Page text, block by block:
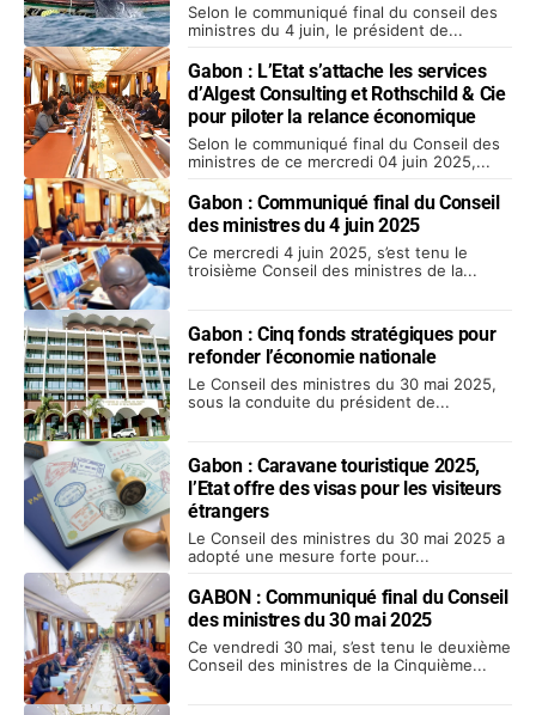
Selon le communiqué final du conseil des
ministres du 4 juin, le président de...
Gabon : L’Etat s’attache les services
d’Algest Consulting et Rothschild & Cie
pour piloter la relance économique
Selon le communiqué final du Conseil des
ministres de ce mercredi 04 juin 2025,...
Gabon : Communiqué final du Conseil
des ministres du 4 juin 2025
Ce mercredi 4 juin 2025, s’est tenu le
troisième Conseil des ministres de la...
Gabon : Cinq fonds stratégiques pour
refonder l’économie nationale
Le Conseil des ministres du 30 mai 2025,
sous la conduite du président de...
Gabon : Caravane touristique 2025,
l’Etat offre des visas pour les visiteurs
étrangers
Le Conseil des ministres du 30 mai 2025 a
adopté une mesure forte pour...
GABON : Communiqué final du Conseil
des ministres du 30 mai 2025
Ce vendredi 30 mai, s’est tenu le deuxième
Conseil des ministres de la Cinquième...